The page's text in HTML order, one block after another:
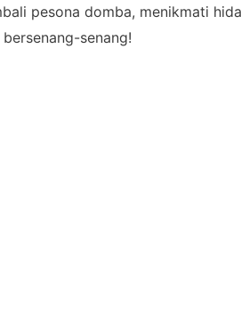
pesona domba, menikmati
senang!